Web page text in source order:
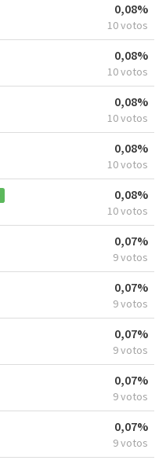
0,08%
10 votos
0,08%
10 votos
0,08%
10 votos
0,08%
10 votos
0,08%
10 votos
0,07%
9 votos
0,07%
9 votos
0,07%
9 votos
0,07%
9 votos
0,07%
9 votos